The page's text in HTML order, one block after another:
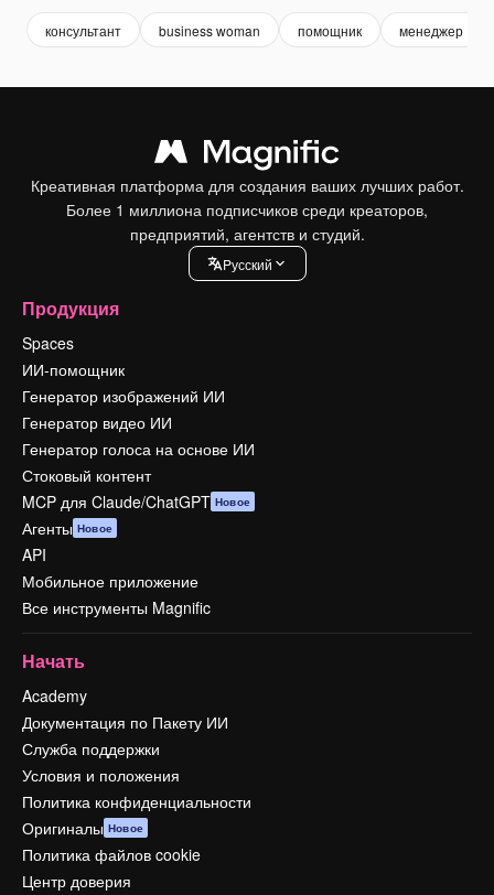
консультант business woman помощник менеджер
Креативная платформа для создания ваших лучших работ.
Более 1 миллиона подписчиков среди креаторов,
предприятий, агентств и студий.
Pусский
Продукция
Spaces
ИИ-помощник
Генератор изображений ИИ
Генератор видео ИИ
Генератор голоса на основе ИИ
Стоковый контент
MCP для Claude/ChatGPT Новое
Агенты Новое
API
Мобильное приложение
Все инструменты Magnific
Начать
Academy
Документация по Пакету ИИ
Служба поддержки
Условия и положения
Политика конфиденциальности
Оригиналы Новое
Политика файлов cookie
Центр доверия